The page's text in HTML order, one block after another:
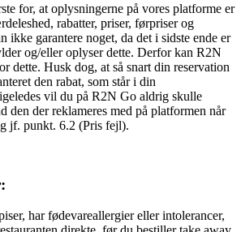
for, at oplysningerne på vores platforme er
rabatter, priser, førpriser og
ikke garantere noget, da det i sidste ende er
og/eller oplyser dette. Derfor kan R2N
dette. Husk dog, at så snart din reservation
den rabat, som står i din
vil du på R2N Go aldrig skulle
den der reklameres med på platformen når
jf. punkt. 6.2 (Pris fejl).
har fødevareallergier eller intolerancer,